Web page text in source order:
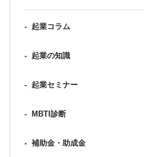
- 起業コラム
- 起業の知識
- 起業セミナー
- MBTI診断
- 補助金・助成金